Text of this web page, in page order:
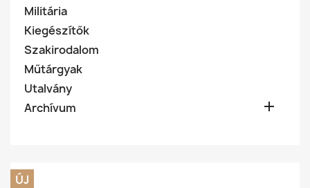
Militária
Kiegészítők
Szakirodalom
Műtárgyak
Utalvány
Archívum

ÚJ